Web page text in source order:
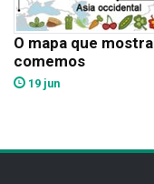
O mapa que
comemos
19 jun